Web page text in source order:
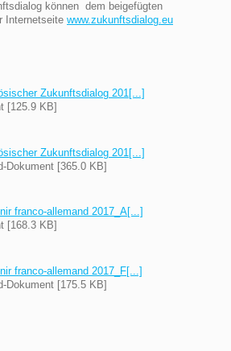
können dem beigefügten
Internetseite www.zukunftsdialog.eu
Zukunftsdialog 201[...]
[125.9 KB]
Zukunftsdialog 201[...]
Dokument [365.0 KB]
franco-allemand 2017_A[...]
[168.3 KB]
franco-allemand 2017_F[...]
Dokument [175.5 KB]